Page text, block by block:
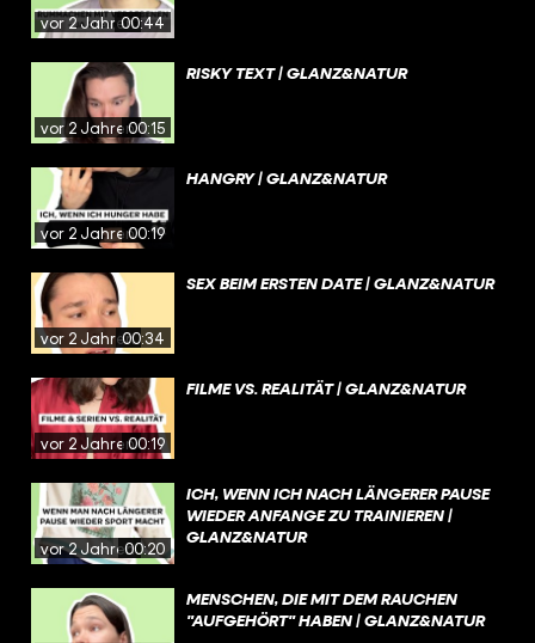
vor 2 Jahren00:44
vor 2 Jahren00:15
RISKY TEXT | GLANZ&NATUR
vor 2 Jahren00:19
HANGRY | GLANZ&NATUR
vor 2 Jahren00:34
SEX BEIM ERSTEN DATE | GLANZ&NATUR
vor 2 Jahren00:19
FILME VS. REALITÄT | GLANZ&NATUR
vor 2 Jahren00:20
ICH, WENN ICH NACH LÄNGERER PAUSE
WIEDER ANFANGE ZU TRAINIEREN |
GLANZ&NATUR
MENSCHEN, DIE MIT DEM RAUCHEN
"AUFGEHÖRT" HABEN | GLANZ&NATUR